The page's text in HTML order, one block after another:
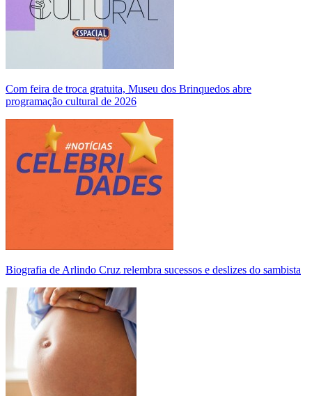
Com feira de troca gratuita, Museu dos Brinquedos abre
programação cultural de 2026
Biografia de Arlindo Cruz relembra sucessos e deslizes do sambista